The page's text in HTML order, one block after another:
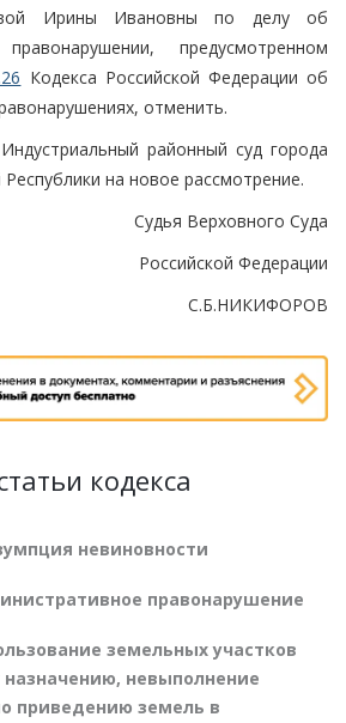
Ирины Ивановны по делу об
предусмотренном
Кодекса Российской Федерации об
отменить.
районный суд города
на новое рассмотрение.
Судья Верховного Суда
Российской Федерации
С.Б.НИКИФОРОВ
кодекса
невиновности
правонарушение
земельных участков
невыполнение
приведению земель в